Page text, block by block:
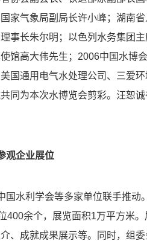
家气象局副局长许小峰；湖南
事长朱尔明；以色列水务集团
馆高大伟先生；2006中国水博
国通用电气水处理公司、三爱
同为本次水博览会剪彩。汪恕
观企业展位
水利学会等多家单位联手推动
余个，展览面积1万平方米。
、成就成果展示等。同时，组委